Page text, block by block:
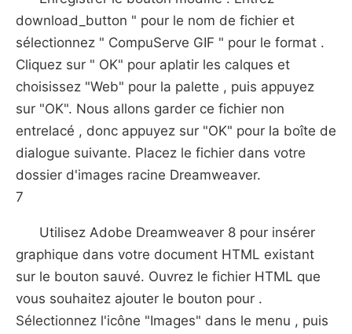
download_button " pour le nom de fichier et
sélectionnez " CompuServe GIF " pour le format .
Cliquez sur " OK" pour aplatir les calques et
choisissez "Web" pour la palette , puis appuyez
sur "OK". Nous allons garder ce fichier non
entrelacé , donc appuyez sur "OK" pour la boîte de
dialogue suivante. Placez le fichier dans votre
dossier d'images racine Dreamweaver.
7
Utilisez Adobe Dreamweaver 8 pour insérer
graphique dans votre document HTML existant
sur ​​le bouton sauvé. Ouvrez le fichier HTML que
vous souhaitez ajouter le bouton pour .
Sélectionnez l'icône "Images" dans le menu , puis